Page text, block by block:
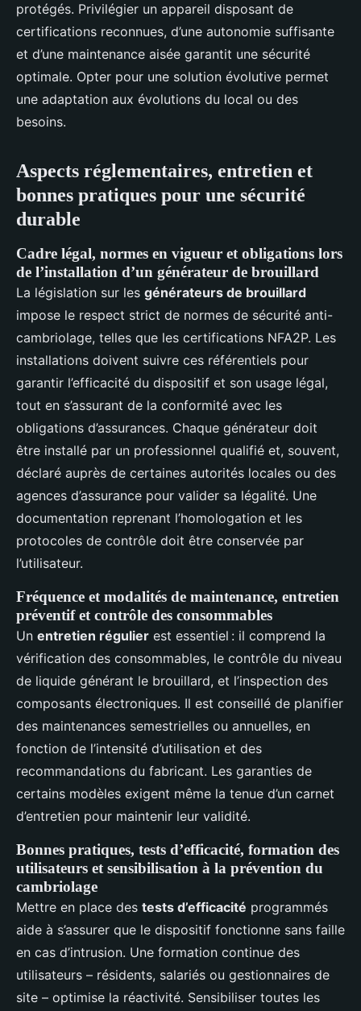
protégés. Privilégier un appareil disposant de
certifications reconnues, d’une autonomie suffisante
et d’une maintenance aisée garantit une sécurité
optimale. Opter pour une solution évolutive permet
une adaptation aux évolutions du local ou des
besoins.
Aspects réglementaires, entretien et
bonnes pratiques pour une sécurité
durable
Cadre légal, normes en vigueur et obligations lors
de l’installation d’un générateur de brouillard
La législation sur les générateurs de brouillard
impose le respect strict de normes de sécurité anti-
cambriolage, telles que les certifications NFA2P. Les
installations doivent suivre ces référentiels pour
garantir l’efficacité du dispositif et son usage légal,
tout en s’assurant de la conformité avec les
obligations d’assurances. Chaque générateur doit
être installé par un professionnel qualifié et, souvent,
déclaré auprès de certaines autorités locales ou des
agences d’assurance pour valider sa légalité. Une
documentation reprenant l’homologation et les
protocoles de contrôle doit être conservée par
l’utilisateur.
Fréquence et modalités de maintenance, entretien
préventif et contrôle des consommables
Un entretien régulier est essentiel : il comprend la
vérification des consommables, le contrôle du niveau
de liquide générant le brouillard, et l’inspection des
composants électroniques. Il est conseillé de planifier
des maintenances semestrielles ou annuelles, en
fonction de l’intensité d’utilisation et des
recommandations du fabricant. Les garanties de
certains modèles exigent même la tenue d’un carnet
d’entretien pour maintenir leur validité.
Bonnes pratiques, tests d’efficacité, formation des
utilisateurs et sensibilisation à la prévention du
cambriolage
Mettre en place des tests d’efficacité programmés
aide à s’assurer que le dispositif fonctionne sans faille
en cas d’intrusion. Une formation continue des
utilisateurs – résidents, salariés ou gestionnaires de
site – optimise la réactivité. Sensibiliser toutes les